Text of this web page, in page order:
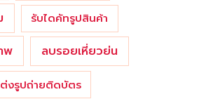
รับไดคัทรูปสินค้า
พ ลบรอยเหี่ยวย่น
งรูปถ่ายติดบัตร